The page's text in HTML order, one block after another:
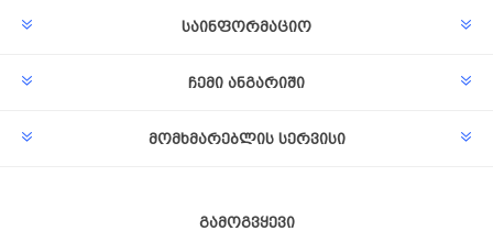
საინფორმაციო
ჩემი ანგარიში
მომხმარებლის სერვისი
გამოგვყევი